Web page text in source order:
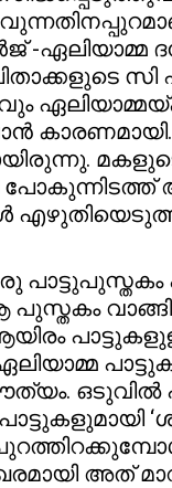
-ഏലിയാമ്മ
പോകുന്നിടത്ത്
ഒടുവിൽ
അത്